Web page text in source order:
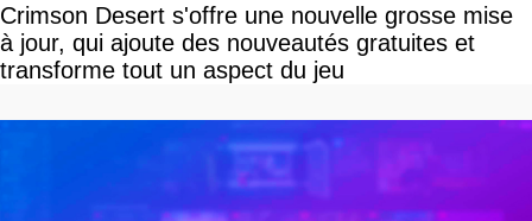
Crimson Desert s'offre une nouvelle grosse mise
à jour, qui ajoute des nouveautés gratuites et
transforme tout un aspect du jeu